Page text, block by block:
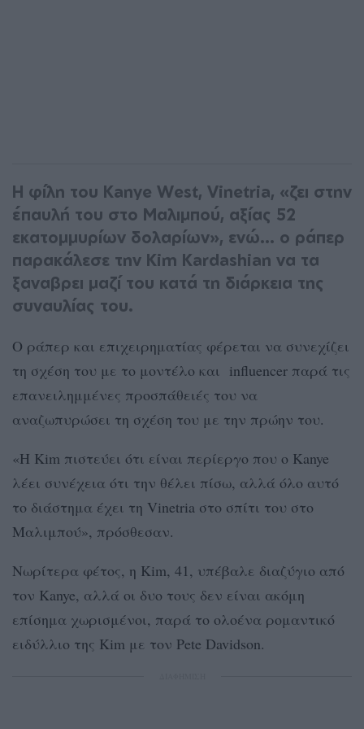
Η φίλη του Kanye West, Vinetria, «ζει στην
έπαυλή του στο Μαλιμπού, αξίας 52
εκατομμυρίων δολαρίων», ενώ... ο ράπερ
παρακάλεσε την Kim Kardashian να τα
ξαναβρει μαζί του κατά τη διάρκεια της
συναυλίας του.
Ο ράπερ και επιχειρηματίας φέρεται να συνεχίζει
τη σχέση του με το μοντέλο και influencer παρά τις
επανειλημμένες προσπάθειές του να
αναζωπυρώσει τη σχέση του με την πρώην του.
«Η Kim πιστεύει ότι είναι περίεργο που ο Kanye
λέει συνέχεια ότι την θέλει πίσω, αλλά όλο αυτό
το διάστημα έχει τη Vinetria στο σπίτι του στο
Μαλιμπού», πρόσθεσαν.
Νωρίτερα φέτος, η Kim, 41, υπέβαλε διαζύγιο από
τον Kanye, αλλά οι δυο τους δεν είναι ακόμη
επίσημα χωρισμένοι, παρά το ολοένα ρομαντικό
ειδύλλιο της Kim με τον Pete Davidson.